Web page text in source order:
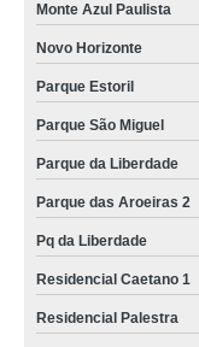
Monte Azul Paulista
Novo Horizonte
Parque Estoril
Parque São Miguel
Parque da Liberdade
Parque das Aroeiras 2
Pq da Liberdade
Residencial Caetano 1
Residencial Palestra